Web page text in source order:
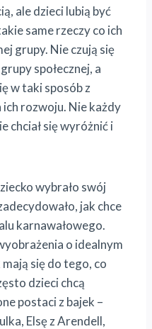
ale dzieci lubią być
same rzeczy co ich
grupy. Nie czują się
społecznej, a
w taki sposób z
rozwoju. Nie każdy
chciał się wyróżnić i
wybrało swój
jak chce
karnawałowego.
o idealnym
się do tego, co
dzieci chcą
postaci z bajek –
Elsę z Arendell,